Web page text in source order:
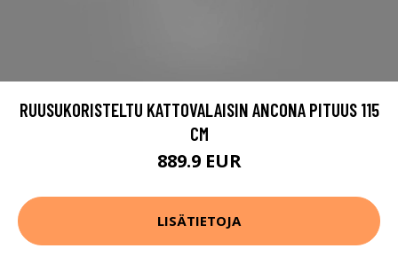
RUUSUKORISTELTU KATTOVALAISIN ANCONA PITUUS 115
CM
889.9 EUR
LISÄTIETOJA